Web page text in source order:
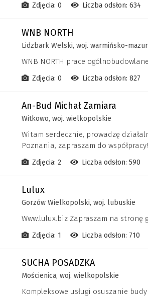
Zdjęcia: 0 Liczba odsłon: 634
WNB NORTH
Lidzbark Welski, woj. warmińsko-
WNB NORTH prace
Zdjęcia: 0 Liczba odsłon: 827
An-Bud Michał Zamiara
Witkowo, woj. wielkopolskie
Witam serdecznie, prowadzę
Poznania, zapraszam do współpracy!
Zdjęcia: 2 Liczba odsłon: 590
Lulux
Gorzów Wielkopolski, woj. lubuskie
Www.lulux.biz Zapraszam na
Zdjęcia: 1 Liczba odsłon: 710
SUCHA POSADZKA
Mościenica, woj. wielkopolskie
Kompleksowe usługi osuszanie